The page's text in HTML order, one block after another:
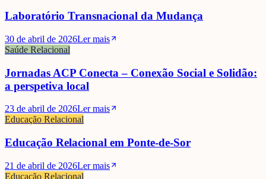
Laboratório Transnacional da Mudança
30 de abril de 2026Ler mais
Saúde Relacional
Jornadas ACP Conecta – Conexão Social e Solidão:
a perspetiva local
23 de abril de 2026Ler mais
Educação Relacional
Educação Relacional em Ponte-de-Sor
21 de abril de 2026Ler mais
Educação Relacional